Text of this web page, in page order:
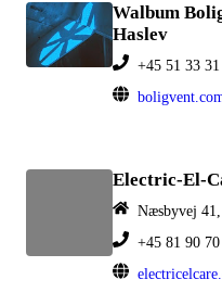
Walbum
Haslev
+45 51 33 31
Electric-El-
Næsbyvej
+45 81 90